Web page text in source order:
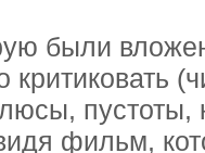
были
пустоты,
фильм,